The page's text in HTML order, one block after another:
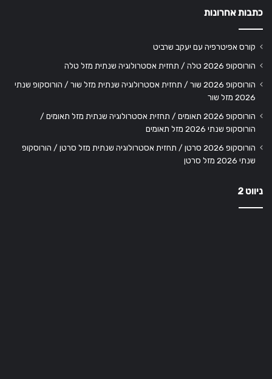
כתבות אחרונות
קורס אפיטרפיה עם יעקב שרביט
הורוסקופ 2026 טלה / תחזית אסטרולוגיה שנתית מזל טלה
הורוסקופ 2026 שור / תחזית אסטרולוגיה שנתית מזל שור / הורוסקופ שנתי
2026 מזל שור
הורוסקופ 2026 תאומים / תחזית אסטרולוגיה שנתית מזל תאומים /
הורוסקופ שנתי 2026 מזל תאומים
הורוסקופ 2026 סרטן / תחזית אסטרולוגיה שנתית מזל סרטן / הורוסקופ
שנתי 2026 מזל סרטן
ניווט 2